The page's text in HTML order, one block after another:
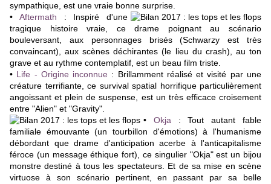
sympathique, est une vraie bonne surprise.
• Aftermath : Inspiré d'une
tragique histoire vraie, ce drame poignant au scénario
bouleversant, aux personnages brisés (Schwarzy est très
convaincant), aux scènes déchirantes (le lieu du crash), au ton
grave et au rythme contemplatif, est un beau film triste.
• Life - Origine inconnue : Brillamment réalisé et visité par une
créature terrifiante, ce survival spatial horrifique particulièrement
angoissant et plein de suspense, est un très efficace croisement
entre "Alien" et "Gravity".
• Okja : Tout autant fable
familiale émouvante (un tourbillon d'émotions) à l'humanisme
débordant que drame d'anticipation acerbe à l'anticapitalisme
féroce (un message éthique fort), ce singulier "Okja" est un bijou
monstre destiné à tous les spectateurs. Et de sa mise en scène
virtuose à son scénario pertinent, en passant par sa belle